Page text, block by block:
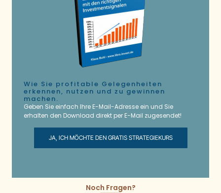
Wie Sie profitable Gelegenheiten
erkennen, nutzen und zu gewinnen
machen.
Geben Sie einfach Ihre E-Mail-Adresse ein und Sie
erhalten den Download direkt per E-Mail zugesendet!
JA, ICH MÖCHTE DEN GRATIS STRATEGIEKURS
Noch Fragen?